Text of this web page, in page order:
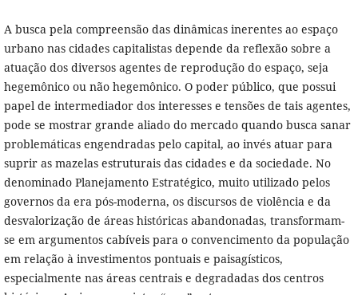
A busca pela compreensão das dinâmicas inerentes ao espaço
urbano nas cidades capitalistas depende da reflexão sobre a
atuação dos diversos agentes de reprodução do espaço, seja
hegemônico ou não hegemônico. O poder público, que possui
papel de intermediador dos interesses e tensões de tais agentes,
pode se mostrar grande aliado do mercado quando busca sanar
problemáticas engendradas pelo capital, ao invés atuar para
suprir as mazelas estruturais das cidades e da sociedade. No
denominado Planejamento Estratégico, muito utilizado pelos
governos da era pós-moderna, os discursos de violência e da
desvalorização de áreas históricas abandonadas, transformam-
se em argumentos cabíveis para o convencimento da população
em relação à investimentos pontuais e paisagísticos,
especialmente nas áreas centrais e degradadas dos centros